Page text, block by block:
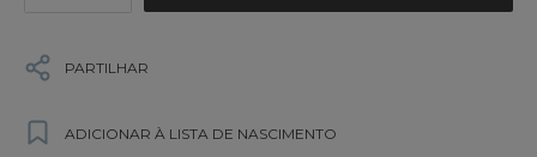
PARTILHAR
ADICIONAR À LISTA DE NASCIMENTO